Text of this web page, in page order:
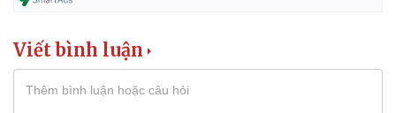
Viết bình luận